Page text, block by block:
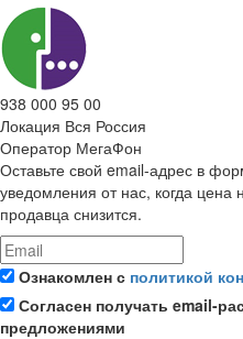
938 000 95 00
Локация Вся Россия
Оператор МегаФон
Оставьте свой email-адрес в
уведомления от нас, когда
продавца снизится.
Ознакомлен с политикой
Согласен получать email-
предложениями